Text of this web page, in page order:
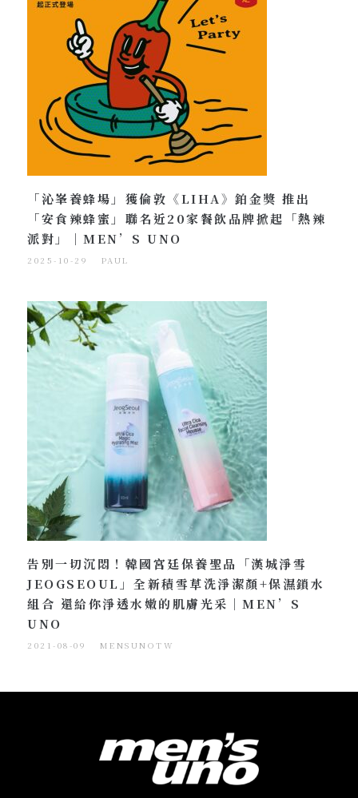
「沁峯養蜂場」獲倫敦《LIHA》鉑金獎 推出
「安食辣蜂蜜」聯名近20家餐飲品牌掀起「熱辣
派對」｜MEN’S UNO
2025-10-29 PAUL
告別一切沉悶！韓國宮廷保養聖品「漢城淨雪
JEOGSEOUL」全新積雪草洗淨潔顏+保濕鎖水
組合 還給你淨透水嫩的肌膚光采｜MEN’S
UNO
2021-08-09 MENSUNOTW